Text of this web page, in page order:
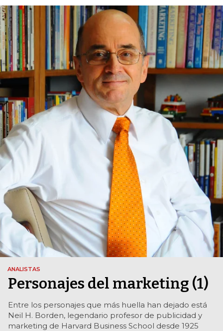
ANALISTAS
Personajes del marketing (1)
Entre los personajes que más huella han dejado está
Neil H. Borden, legendario profesor de publicidad y
marketing de Harvard Business School desde 1925